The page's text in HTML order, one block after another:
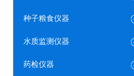
种子粮食仪器
水质监测仪器
药检仪器